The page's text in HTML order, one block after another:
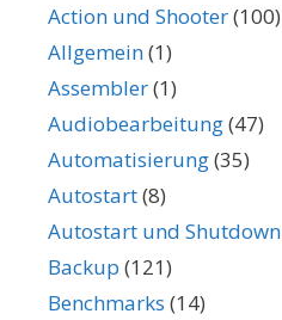
Action und Shooter(100)
Allgemein(1)
Assembler(1)
Audiobearbeitung(47)
Automatisierung(35)
Autostart(8)
Autostart und Shutdown
Backup (121)
Benchmarks (14)